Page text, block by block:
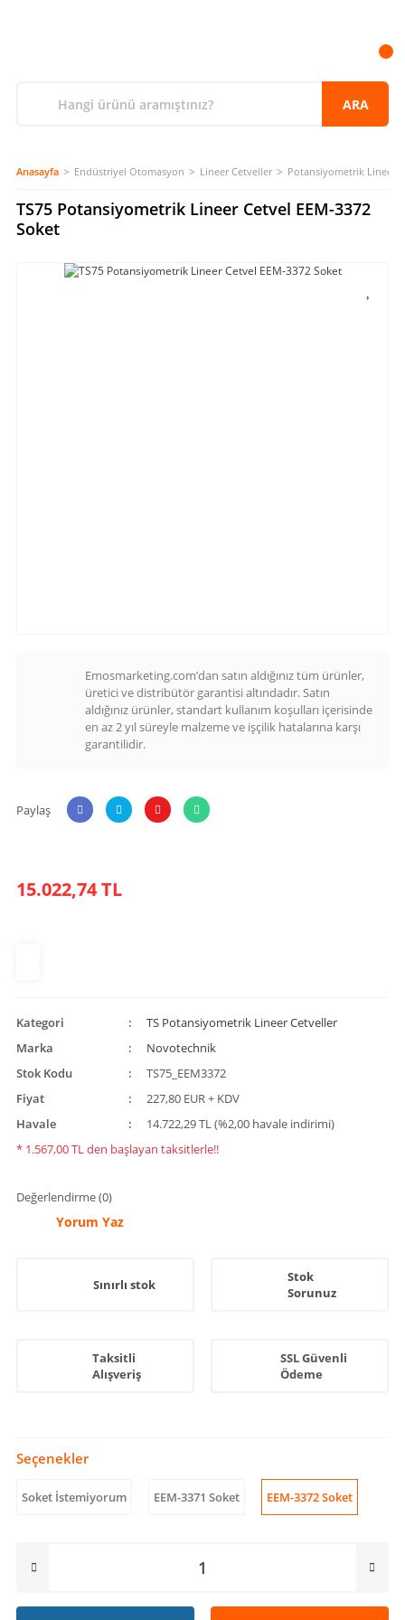
ARA
Anasayfa Endüstriyel Otomasyon Lineer Cetveller Potansiyometrik Lineer
TS75 Potansiyometrik Lineer Cetvel EEM-3372
Soket
Emosmarketing.com’dan satın aldığınız tüm ürünler,
üretici ve distribütör garantisi altındadır. Satın
aldığınız ürünler, standart kullanım koşulları içerisinde
en az 2 yıl süreyle malzeme ve işçilik hatalarına karşı
garantilidir.
Paylaş
15.022,74 TL
Kategori
TS Potansiyometrik Lineer Cetveller
Marka
Novotechnik
Stok Kodu
TS75_EEM3372
Fiyat
227,80 EUR + KDV
Havale
14.722,29 TL (%2,00 havale indirimi)
* 1.567,00 TL den başlayan taksitlerle!!
Değerlendirme (0)
Yorum Yaz
Sınırlı stok
Stok
Sorunuz
Taksitli
Alışveriş
SSL Güvenli
Ödeme
Seçenekler
Soket İstemiyorum EEM-3371 Soket EEM-3372 Soket